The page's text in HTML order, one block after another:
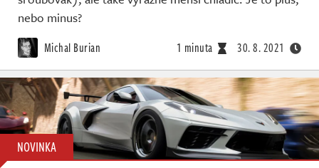
nebo minus?
Michal Burian 1 minuta 30. 8. 2021
NOVINKA